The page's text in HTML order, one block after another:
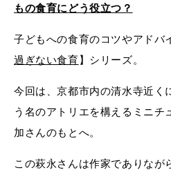
もの食育にどう役立つ？
子どもへの食育のコツやアドバ
過ぎない食育】シリーズ。
今回は、京都市内の清水寺近く
う名のアトリエを構えるミニチ
加さんのもとへ。
この萩永さんは作家でありなが